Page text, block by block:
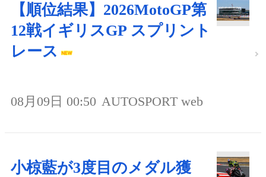
【順位結果】2026MotoGP第
12戦イギリスGP スプリント
レース
08月09日 00:50 AUTOSPORT web
小椋藍が3度目のメダル獲